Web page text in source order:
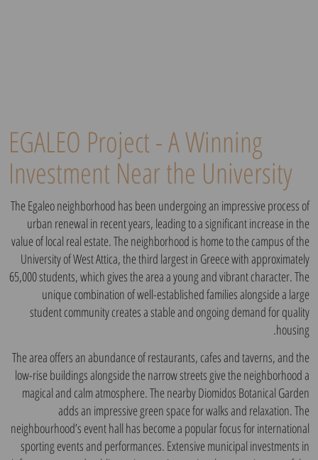
The Egaleo neighborhood has been undergoing an impressive process of
urban renewal in recent years, leading to a significant increase in the
value of local real estate. The neighborhood is home to the campus of the
University of West Attica, the third largest in Greece with approximately
65,000 students, which gives the area a young and vibrant character. The
unique combination of well-established families alongside a large
student community creates a stable and ongoing demand for quality
housing.
The area offers an abundance of restaurants, cafes and taverns, and the
low-rise buildings alongside the narrow streets give the neighborhood a
magical and calm atmosphere. The nearby Diomidos Botanical Garden
adds an impressive green space for walks and relaxation. The
neighbourhood’s event hall has become a popular focus for international
sporting events and performances. Extensive municipal investments in
EGALEO Project - A Winning
Investment Near the University